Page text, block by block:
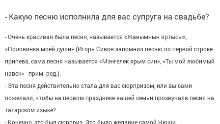
- Какую песню исполнила для вас супруга на свадьбе?
- Очень красивая была песня, называется «Жанымнын яртысы»,
«Половинка моей души» (Игорь Сивов запомнил песню по первой строке
припева, сама песня называется «Мэнгелек ярым син», «Ты мой любимый
навек» - прим. ред.).
- Эта песня действительно стала для вас сюрпризом, или вы сами
пожелали, чтобы на первом празднике вашей семьи прозвучала песня на
татарском языке?
- Конечно, это был сюрприз. Это было желание самой Нюши.